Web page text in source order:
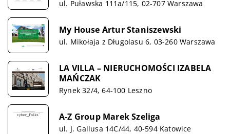
ul. Puławska 111a/115, 02-707 Warszawa
My House Artur Staniszewski
ul. Mikołaja z Długolasu 6, 03-260 Warszawa
LA VILLA – NIERUCHOMOŚCI IZABELA
MAŃCZAK
Rynek 32/4, 64-100 Leszno
A-Z Group Marek Szeliga
ul. J. Gallusa 14C/44, 40-594 Katowice